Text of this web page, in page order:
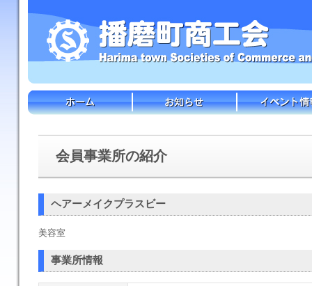
会員事業所の紹介
ヘアーメイクプラスビー
美容室
事業所情報